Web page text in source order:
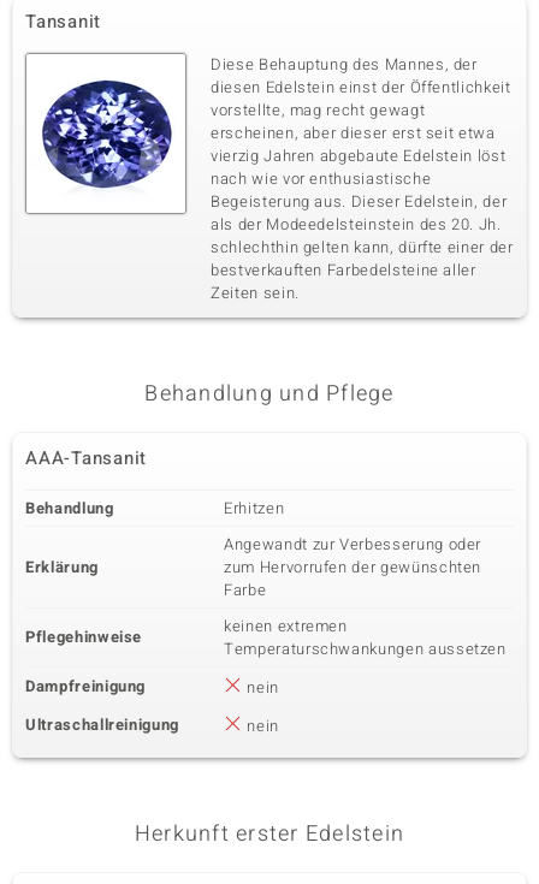
Tansanit
Diese Behauptung des Mannes, der
diesen Edelstein einst der Öffentlichkeit
vorstellte, mag recht gewagt
erscheinen, aber dieser erst seit etwa
vierzig Jahren abgebaute Edelstein löst
nach wie vor enthusiastische
Begeisterung aus. Dieser Edelstein, der
als der Modeedelsteinstein des 20. Jh.
schlechthin gelten kann, dürfte einer der
bestverkauften Farbedelsteine aller
Zeiten sein.
Behandlung und Pflege
AAA-Tansanit
Behandlung Erhitzen
Erklärung
Angewandt zur Verbesserung oder
zum Hervorrufen der gewünschten
Farbe
Pflegehinweise
keinen extremen
Temperaturschwankungen aussetzen
Dampfreinigung
nein
Ultraschallreinigung
nein
Herkunft erster Edelstein